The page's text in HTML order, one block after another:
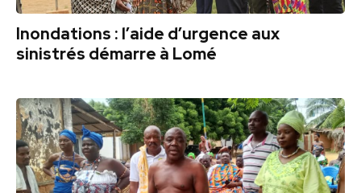
Inondations : l’aide d’urgence aux
sinistrés démarre à Lomé